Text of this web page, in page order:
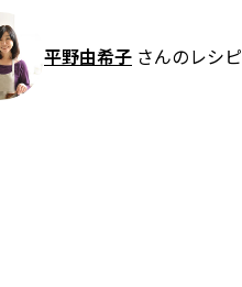
平野由希子 さんのレシピ